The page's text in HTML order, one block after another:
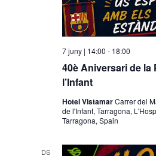
40è Aniversari de la
l’Infant
7 juny | 14:00 - 18:00
Hotel VistamarCarrer del
de l'Infant, Tarragona,
Tarragona, Spain
DS